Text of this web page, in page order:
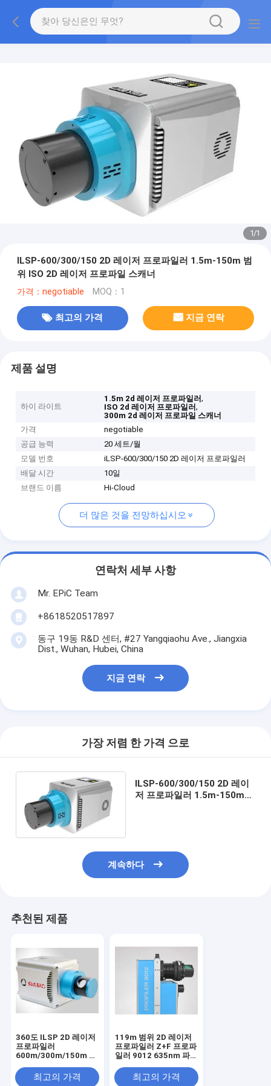
1/1
ILSP-600/300/150 2D 레이저 프로파일러 1.5m-150m 범
위 ISO 2D 레이저 프로파일 스캐너
가격：negotiable MOQ：1
최고의 가격 지금 연락
제품 설명
하이 라이트
1.5m 2d 레이저 프로파일러,
ISO 2d 레이저 프로파일러,
300m 2d 레이저 프로파일 스캐너
가격
negotiable
공급 능력
20 세트/월
모델 번호
iLSP-600/300/150 2D 레이저 프로파일러
배달 시간
10일
브랜드 이름
Hi-Cloud
더 많은 것을 전망하십시오
연락처 세부 사항
Mr. EPiC Team
+8618520517897
동구 19동 R&D 센터, #27 Yangqiaohu Ave., Jiangxia
Dist., Wuhan, Hubei, China
지금 연락
가장 저렴 한 가격 으로
ILSP-600/300/150 2D 레이
저 프로파일러 1.5m-150m
계속하다
추천된 제품
360도 ILSP 2D 레이저
프로파일러
600m/300m/150m 범
러
최고의 가격
119m 범위 2D 레이저
프로파일러 Z+F 프로파
일러 9012 635nm 파
최고의 가격